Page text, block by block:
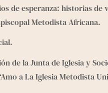
de esperanza: historias de
Metodista Africana.
de la Junta de Iglesia y
a La Iglesia Metodista